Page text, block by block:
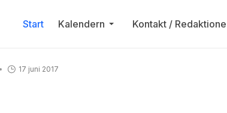
Start Kalendern Kontakt /
17 juni 2017